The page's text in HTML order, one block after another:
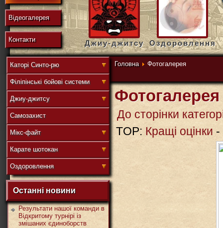
域
連
盟
武
道
Відеогалерея
Контакти Джиу-джитсу Оздоровлення
Головна Фотогалерея
Каторі Синто-рю
Філіпінські бойові системи
Джиу-джитсу
Самозахист
Мікс-файт
Карате шотокан
Оздоровлення
Останні новини
Результати нашої команди в
Відкритому турнірі із
змішаних єдиноборств
Фотогалерея
До сторінки
TOP: Кращі оцінки -